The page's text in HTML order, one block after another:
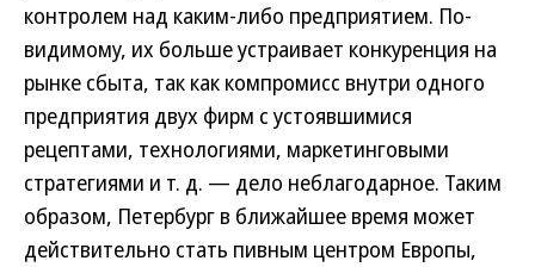
контролем над каким-либо предприятием. По-
видимому, их больше устраивает конкуренция на
рынке сбыта, так как компромисс внутри одного
предприятия двух фирм с устоявшимися
рецептами, технологиями, маркетинговыми
стратегиями и т. д. — дело неблагодарное. Таким
образом, Петербург в ближайшее время может
действительно стать пивным центром Европы,